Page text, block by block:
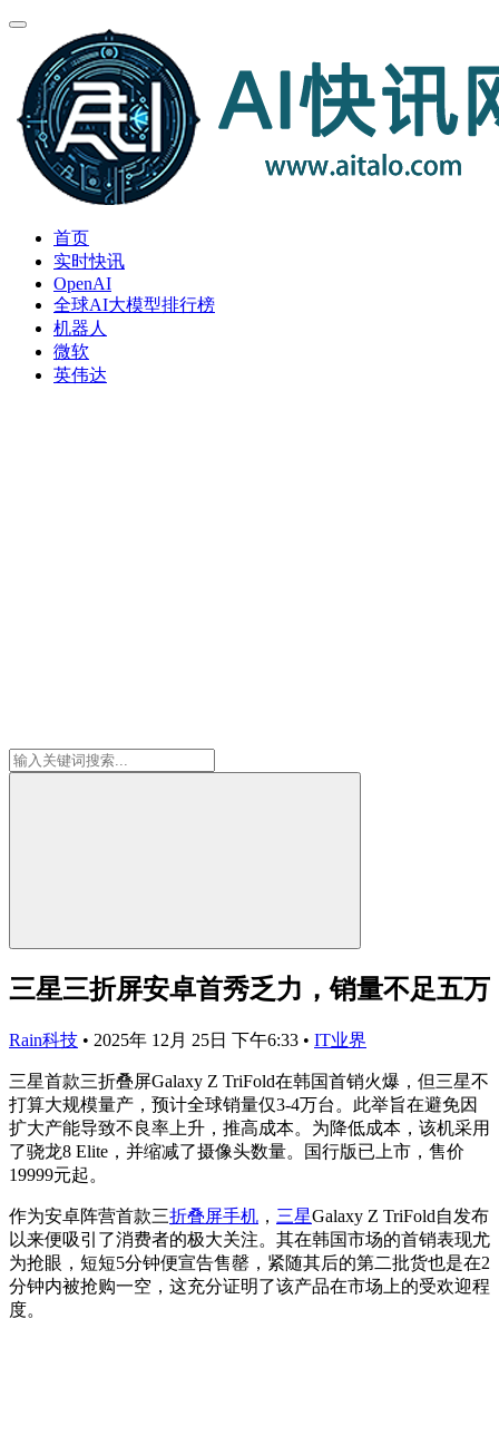
首页
实时快讯
OpenAI
全球AI大模型排行榜
机器人
微软
英伟达
三星三折屏安卓首秀乏力，销量不足五万
Rain科技 • 2025年 12月 25日 下午6:33 • IT业界
三星首款三折叠屏Galaxy Z TriFold在韩国首销火爆，但三星不
打算大规模量产，预计全球销量仅3-4万台。此举旨在避免因
扩大产能导致不良率上升，推高成本。为降低成本，该机采用
了骁龙8 Elite，并缩减了摄像头数量。国行版已上市，售价
19999元起。
作为安卓阵营首款三折叠屏手机 ， 三星Galaxy Z TriFold自发布
以来便吸引了消费者的极大关注。其在韩国市场的首销表现尤
为抢眼，短短5分钟便宣告售罄，紧随其后的第二批货也是在2
分钟内被抢购一空，这充分证明了该产品在市场上的受欢迎程
度。